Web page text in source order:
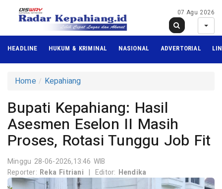
07 Agu 2026
HEADLINE HUKUM & KRIMINAL NASIONAL ADVERTORIAL
Home Kepahiang
Bupati Kepahiang: Hasil
Asesmen Eselon II Masih
Proses, Rotasi Tunggu Job Fit
Minggu 28-06-2026,13:46 WIB
Reporter: Reka Fitriani | Editor: Hendika